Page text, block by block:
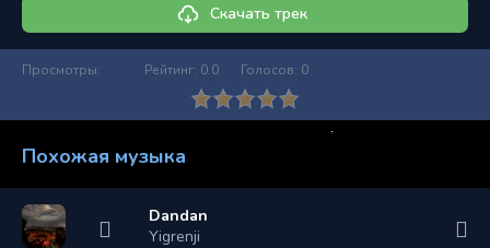
Скачать трек
Просмотры: Рейтинг: 0.0 Голосов: 0
Похожая музыка
Dandan
Yigrenji